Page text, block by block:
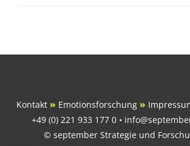
Kontakt» Emotionsforschung»
+49 (0) 221 933 177 0 •
© september Strategie und